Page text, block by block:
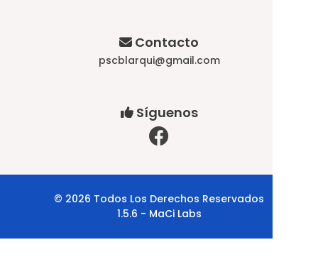
Contacto
pscblarqui@gmail.com
Síguenos
© 2026 Todos Los Derechos Reservados
1.5.6 - MaCi Labs